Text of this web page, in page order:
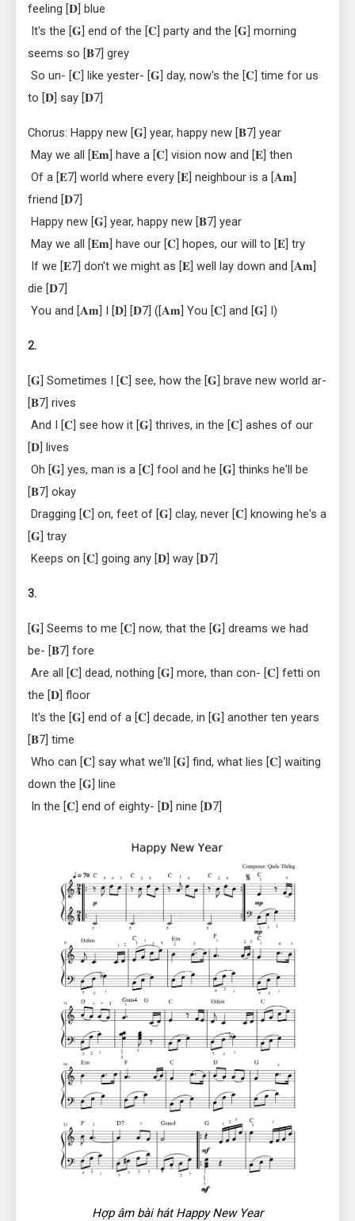
feeling [𝐃] blue
seems so [𝐁7] grey
to [𝐃] say [𝐃7]
Chorus: Happy new [𝐆] year, happy new [𝐁7] year
May we all [𝐄𝐦] have a [𝐂] vision now and [𝐄] then
friend [𝐃7]
Happy new [𝐆] year, happy new [𝐁7] year
May we all [𝐄𝐦] have our [𝐂] hopes, our will to [𝐄] try
die [𝐃7]
You and [𝐀𝐦] I [𝐃] [𝐃7] ([𝐀𝐦] You [𝐂] and [𝐆] I)
2.
[𝐆] Sometimes I [𝐂] see, how the [𝐆] brave new world ar-
[𝐁7] rives
[𝐃] lives
[𝐁7] okay
[𝐆] tray
Keeps on [𝐂] going any [𝐃] way [𝐃7]
3.
[𝐆] Seems to me [𝐂] now, that the [𝐆] dreams we had
be- [𝐁7] fore
the [𝐃] floor
[𝐁7] time
down the [𝐆] line
In the [𝐂] end of eighty- [𝐃] nine [𝐃7]
Hợp âm bài hát Happy New Year